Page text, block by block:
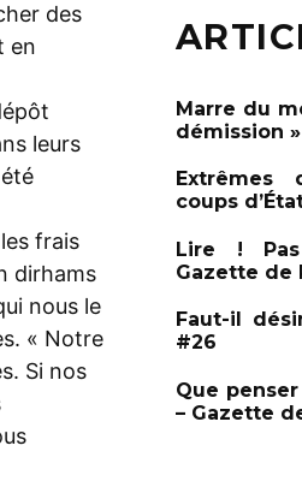
des
en
leurs
frais
dirhams
nous le
« Notre
Si nos
e
h
r
:
Marre du
démission
coups
Lire ! Pas
Gazette de
Faut-il
#26
Que
– Gazette